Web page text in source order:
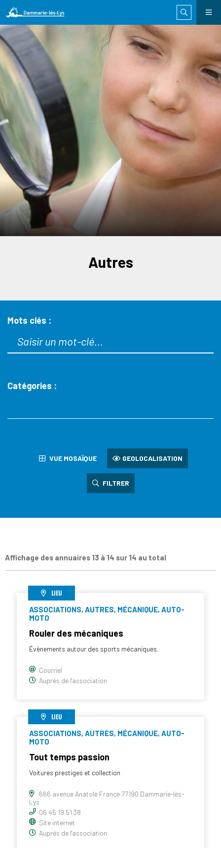
Autres
Mots clés :
Catégories :
VUE MOSAÏQUE GEOLOCALISATION
FILTRER
Affichage des annuaires 13 à 14 sur 14 au total
LIEU
ASSOCIATIONS, AUTRES, MÉCANIQUE, AUTO-
MOTO
Rouler des mécaniques
Évènements autour des sports mécaniques.
Courriel
Auprès de l'association
LIEU
ASSOCIATIONS, AUTRES, MÉCANIQUE, AUTO-
MOTO
Tout temps passion
Voitures prestiges et collection
666 avenue Anatole France 77190 Dammarie-lès-
Lys
06 45 19 51 38
Site internet
Auprès de l'association